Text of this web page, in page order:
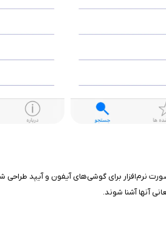
برای گوشی‌های آیفون و آیپد طراحی
آنها آشنا شوند.